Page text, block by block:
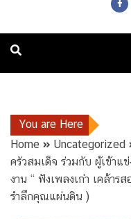
You are Here
Home
Uncategorized
ครัวสมเด็จ ร่วมกับ ผู้เข้าแ
งาน “ ฟังเพลงเก่า เคล้าร
รำลึกคุณแผ่นดิน )